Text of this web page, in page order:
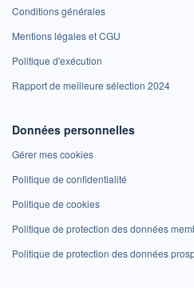
Conditions générales
Mentions légales et CGU
Politique d'exécution
Rapport de meilleure sélection 2024
Données personnelles
Gérer mes cookies
Politique de confidentialité
Politique de cookies
Politique de protection des données
Politique de protection des données